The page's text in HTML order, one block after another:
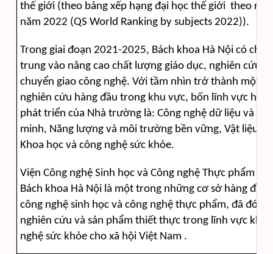
thế giới (theo bảng xếp hạng đại học thế giới theo
năm 2022 (QS World Ranking by subjects 2022)).
Trong giai đoạn 2021-2025, Bách khoa Hà Nội có
trung vào nâng cao chất lượng giáo dục, nghiên cứu,
chuyển giao công nghệ. Với tầm nhìn trở thành một
nghiên cứu hàng đầu trong khu vực, bốn lĩnh vực
phát triển của Nhà trường là: Công nghệ dữ liệu và hệ
minh, Năng lượng và môi trường bền vững, Vật liệu
Khoa học và công nghệ sức khỏe.
Viện Công nghệ Sinh học và Công nghệ Thực phẩm
Bách khoa Hà Nội là một trong những cơ sở hàng đầu
công nghệ sinh học và công nghệ thực phẩm, đã
nghiên cứu và sản phẩm thiết thực trong lĩnh vực
nghệ sức khỏe cho xã hội Việt Nam .